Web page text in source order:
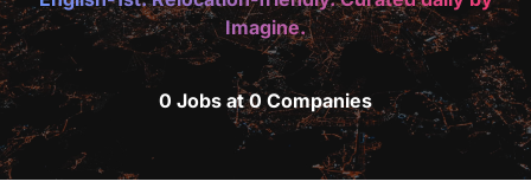
Imagine.
0 Jobs at 0 Companies